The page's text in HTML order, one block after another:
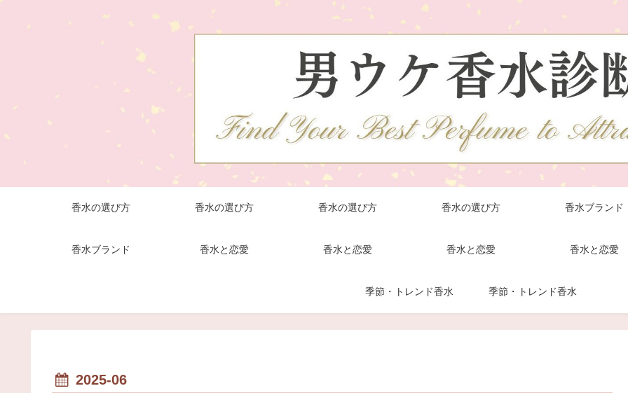
香水の選び方 香水の選び方 香水の選び方 香水の選び方 香水ブランド
香水ブランド 香水と恋愛 香水と恋愛 香水と恋愛 香水と恋愛
季節・トレンド香水 季節・トレンド香水
2025-06